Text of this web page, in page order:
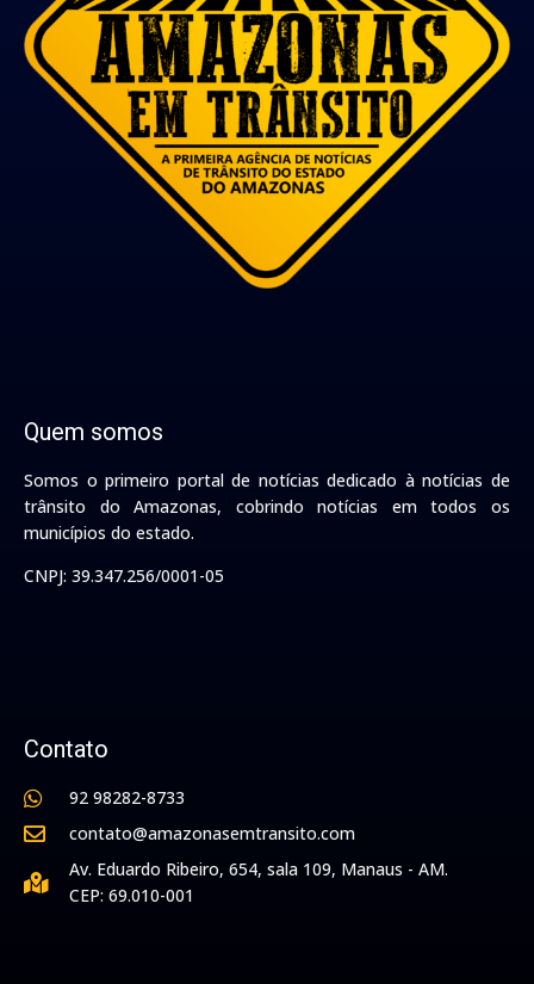
Quem somos
Somos o primeiro portal de notícias dedicado à notícias de
trânsito do Amazonas, cobrindo notícias em todos os
municípios do estado.
CNPJ: 39.347.256/0001-05
Contato
92 98282-8733
contato@amazonasemtransito.com
Av. Eduardo Ribeiro, 654, sala 109, Manaus - AM.
CEP: 69.010-001